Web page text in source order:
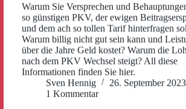
Warum Sie Versprechen und
so günstigen PKV, der ewigen
und dem ach so tollen Tarif hinterfragen
Warum billig nicht gut sein kann und
über die Jahre Geld kostet? Warum die
nach dem PKV Wechsel steigt? All diese
Informationen finden Sie hier.
Sven Hennig
26. September 2023
1 Kommentar